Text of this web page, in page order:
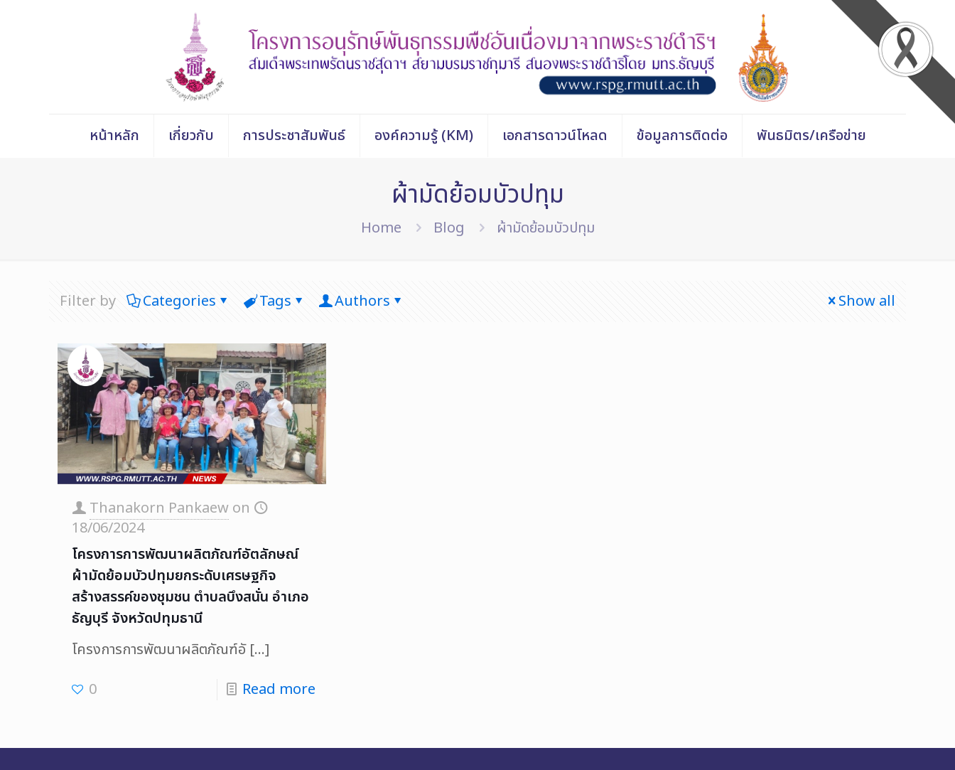
หน้าหลัก เกี่ยวกับ การประชาสัมพันธ์ องค์ความรู้ (KM) เอกสารดาวน์โหลด ข้อมูลการติดต่อ พันธมิตร/เครือข่าย
ผ้ามัดย้อมบัวปทุม
Home Blog ผ้ามัดย้อมบัวปทุม
Filter by Categories Tags Authors Show all
Thanakorn Pankaew on
18/06/2024
โครงการการพัฒนาผลิตภัณฑ์อัตลักษณ์
ผ้ามัดย้อมบัวปทุมยกระดับเศรษฐกิจ
สร้างสรรค์ของชุมชน ตำบลบึงสนั่น อำเภอ
ธัญบุรี จังหวัดปทุมธานี
โครงการการพัฒนาผลิตภัณฑ์อั[…]
0
Read more